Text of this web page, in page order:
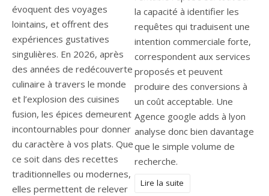
évoquent des voyages
lointains, et offrent des
expériences gustatives
singulières. En 2026, après
des années de redécouverte
culinaire à travers le monde
et l’explosion des cuisines
fusion, les épices demeurent
incontournables pour donner
du caractère à vos plats. Que
ce soit dans des recettes
traditionnelles ou modernes,
elles permettent de relever
la capacité à identifier les
requêtes qui traduisent une
intention commerciale forte,
correspondent aux services
proposés et peuvent
produire des conversions à
un coût acceptable. Une
Agence google adds à lyon
analyse donc bien davantage
que le simple volume de
recherche.
Lire la suite